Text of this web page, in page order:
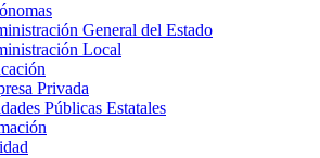
General del Estado
Local
Privada
Públicas Estatales